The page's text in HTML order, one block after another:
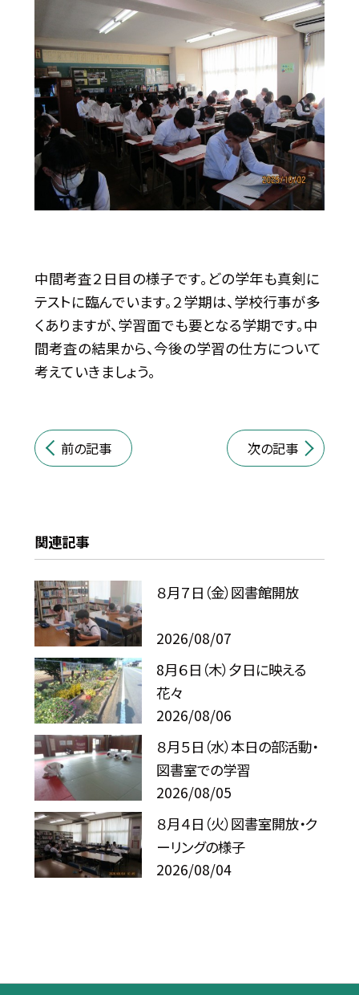
中間考査２日目の様子です。どの学年も真剣に
テストに臨んでいます。２学期は、学校行事が多
くありますが、学習面でも要となる学期です。中
間考査の結果から、今後の学習の仕方について
考えていきましょう。
前の記事 次の記事
関連記事
８月７日（金）図書館開放
2026/08/07
8月６日（木）夕日に映える
花々
2026/08/06
８月５日（水）本日の部活動・
図書室での学習
2026/08/05
８月４日（火）図書室開放・ク
ーリングの様子
2026/08/04